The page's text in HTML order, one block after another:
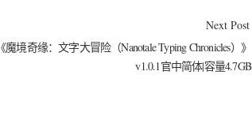
Next Post
《魔境奇缘：文字大冒险（Nanotale Typing Chronicles）》
v1.0.1官中简体|容量4.7GB